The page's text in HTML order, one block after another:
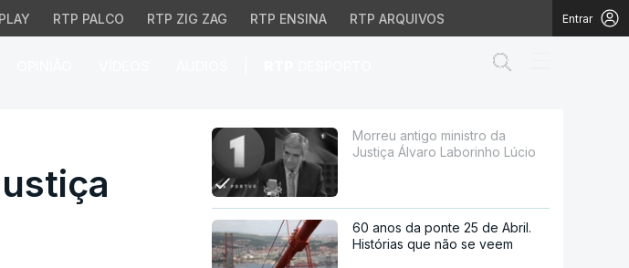
RTP PALCO RTP ZIG ZAG RTP ENSINA RTP ARQUIVOS Entrar
Álvaro Laborinho Lúcio
Morreu antigo ministro da
Justiça Álvaro Laborinho Lúcio
60 anos da ponte 25 de Abril.
Histórias que não se veem